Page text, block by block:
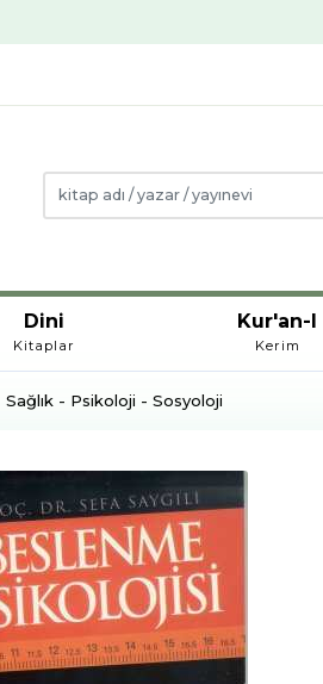
Dini
Kitaplar
Kur'an-I
Kerim
Sağlık - Psikoloji - Sosyoloji